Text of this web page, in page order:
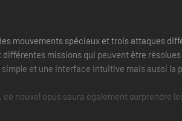
mouvements spéciaux et trois attaques
missions qui peuvent être
et une interface intuitive mais aussi la
nouvel opus saura également surprendre